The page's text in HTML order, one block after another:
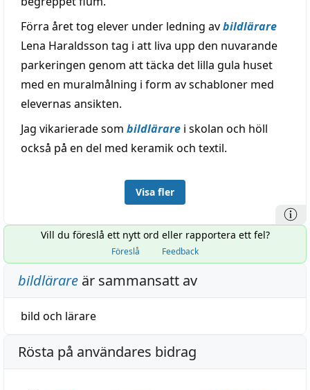
Förra året tog elever under ledning avbildlärare
Lena Haraldsson tag i att liva upp den nuvarande
parkeringen genom att täcka det lilla gula huset
med en muralmålning i form av schabloner med
elevernas ansikten.
Jag vikarierade som bildlärare i skolan och höll
också på en del med keramik och textil.
Visa fler
Vill du föreslå ett nytt ord eller rapportera ett fel?
Föreslå Feedback
bildlärare är sammansatt av
bild och lärare
Rösta på användares bidrag